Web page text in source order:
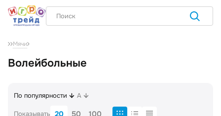
Мячи
Волейбольные
По популярности A
Показывать